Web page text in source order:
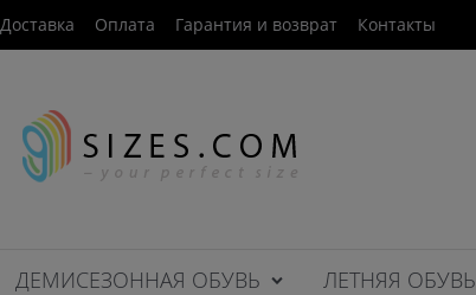
Доставка Оплата Гарантия и возврат Контакты
ДЕМИСЕЗОННАЯ ОБУВЬ ЛЕТНЯЯ ОБУВЬ